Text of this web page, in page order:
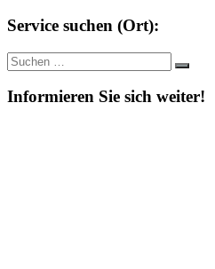
Service suchen (Ort):
Suche
nach:
Suchen
Informieren Sie sich weiter!